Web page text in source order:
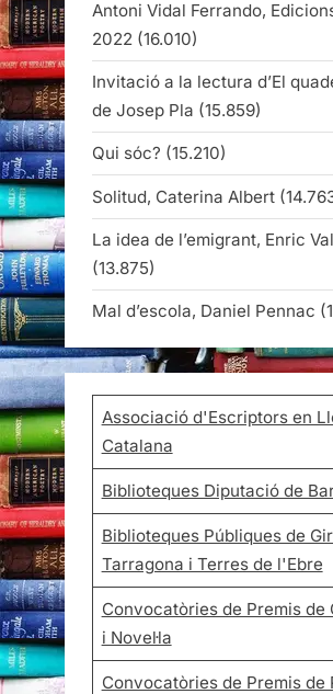
Antoni Vidal Ferrando,
2022 (16.010)
Invitació a la lectura d’El
de Josep Pla (15.859)
Qui sóc? (15.210)
Solitud, Caterina Albert
La idea de l’emigrant, Enric
(13.875)
Mal d’escola, Daniel Pennac
Associació d'Escriptors en
Catalana
Biblioteques Diputació de
Biblioteques Públiques de
Tarragona i Terres de l'Ebre
Convocatòries de Premis de
i Novel·la
Convocatòries de Premis de